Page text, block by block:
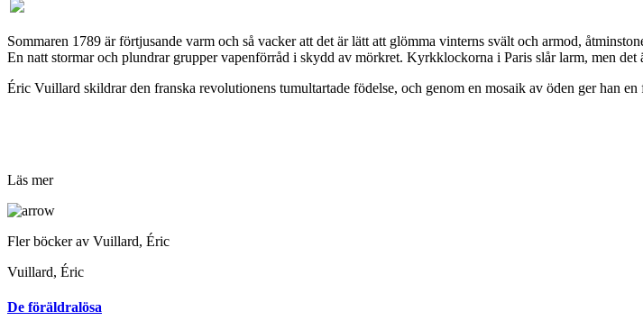
Sommaren 1789 är förtjusande varm och så vacker att det är lätt att glömma vinterns svält och armod,
En natt stormar och plundrar grupper vapenförråd i skydd av mörkret. Kyrkklockorna i Paris slår larm, men
Éric Vuillard skildrar den franska revolutionens tumultartade födelse, och genom en mosaik av öden ger han
Läs mer
Fler böcker av Vuillard, Éric
Vuillard, Éric
De föräldralösa